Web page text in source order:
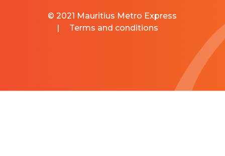
© 2021 Mauritius Metro Express
|
Terms and conditions